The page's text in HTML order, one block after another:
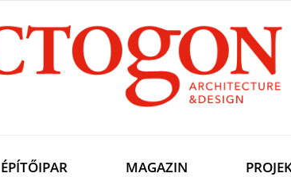
ÉPÍTŐIPAR MAGAZIN